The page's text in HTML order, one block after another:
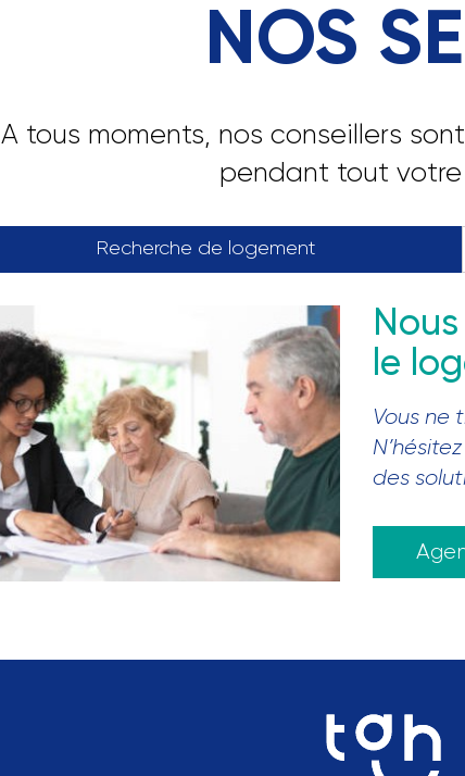
NOS
A tous moments, nos conseillers
pendant tout
Recherche de logement
le
Vous ne
des